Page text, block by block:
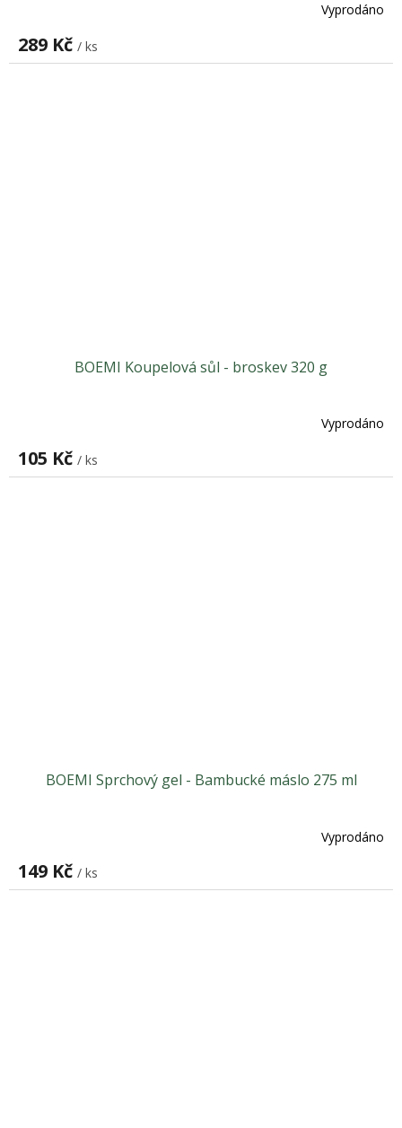
Vyprodáno
289 Kč / ks
BOEMI Koupelová sůl - broskev 320 g
Vyprodáno
105 Kč / ks
BOEMI Sprchový gel - Bambucké máslo 275 ml
Vyprodáno
149 Kč / ks